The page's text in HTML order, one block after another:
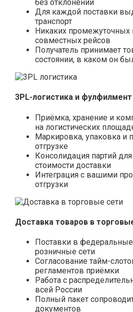
без отклонений
Для каждой поставки
транспорт
Никаких промежуточных
совместных рейсов
Получатель принимает
состоянии, в каком он
3PL-логистика и фулфилмент
Приёмка, хранение и
на логистических
Маркировка, упаковка и
отгрузке
Консолидация партий
стоимости доставки
Интеграция с вашими
отгрузки
Доставка товаров в
Поставки в
розничные сети
Согласование тайм-
регламентов приёмки
Работа с
всей России
Полный пакет
документов